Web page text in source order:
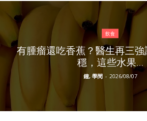
飲食
有腫瘤還吃香蕉？醫生再三
穩，這些水果...
鐘, 學閔 - 2026/08/07